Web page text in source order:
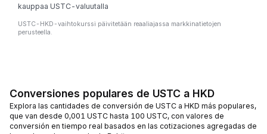
kauppaa USTC-valuutalla
USTC-HKD-vaihtokurssi päivitetään reaaliajassa markkinatietojen
perusteella.
Conversiones populares de USTC a HKD
Explora las cantidades de conversión de USTC a HKD más populares,
que van desde 0,001 USTC hasta 100 USTC, con valores de
conversión en tiempo real basados en las cotizaciones agregadas de